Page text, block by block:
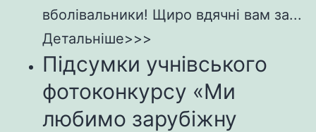
вболівальники! Щиро вдячні вам за...
Детальніше>>>
Підсумки учнівського
фотоконкурсу «Ми
любимо зарубіжну